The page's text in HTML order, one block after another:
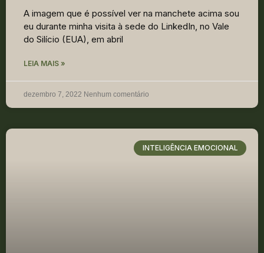
A imagem que é possível ver na manchete acima sou
eu durante minha visita à sede do LinkedIn, no Vale
do Silício (EUA), em abril
LEIA MAIS »
dezembro 7, 2022 Nenhum comentário
INTELIGÊNCIA EMOCIONAL